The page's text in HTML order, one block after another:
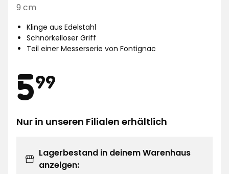
9 cm
Klinge aus Edelstahl
Schnörkelloser Griff
Teil einer Messerserie von Fontignac
Preis
599
€
Nur in unseren Filialen erhältlich
Lagerbestand in deinem Warenhaus
anzeigen: